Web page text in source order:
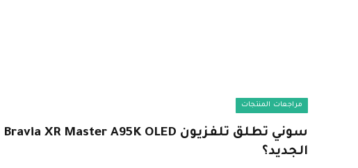
مراجعات المنتجات
الجديد؟